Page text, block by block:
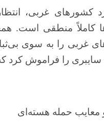
کشورهای غربی،
کاملاً منطقی است.
غربی را به سوی
را فراموش کرد
و معایب حمله هسته‌ای